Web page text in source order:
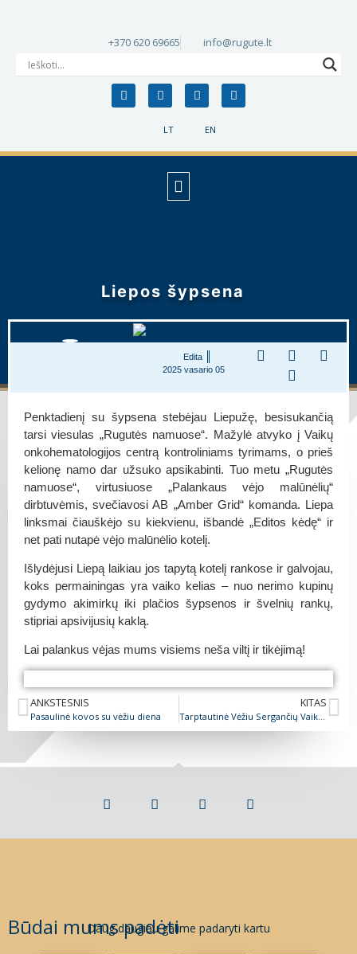
LT EN
+370 620 69665 info@rugute.lt
Liepos šypsena
Edita
2025 vasario 05
Penktadienį su šypsena stebėjau Liepužę, besisukančią
tarsi viesulas „Rugutės namuose“. Mažylė atvyko į Vaikų
onkohematologijos centrą kontroliniams tyrimams, o prieš
kelionę namo dar užsuko apsikabinti. Tuo metu „Rugutės
namuose“, virtusiuose „Palankaus vėjo malūnėlių“
dirbtuvėmis, svečiavosi AB „Amber Grid“ komanda. Liepa
linksmai čiauškėjo su kiekvienu, išbandė „Editos kėdę“ ir
net pati nutapė vėjo malūnėlio kotelį.
Išlydėjusi Liepą laikiau jos tapytą kotelį rankose ir galvojau,
koks permainingas yra vaiko kelias – nuo nerimo kupinų
gydymo akimirkų iki plačios šypsenos ir švelnių rankų,
stipriai apsivijusių kaklą.
Lai palankus vėjas mums visiems neša viltį ir tikėjimą!
Liepa
Liepa
Liepa
Liepa ir Edita
ANKSTESNIS
Pasaulinė kovos su vėžiu diena
KITAS
Tarptautinė Vėžiu Sergančių Vaikų diena
Būdai mums padėti
Daug daugiau galime padaryti kartu